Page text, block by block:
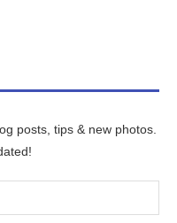
posts, tips & new photos.